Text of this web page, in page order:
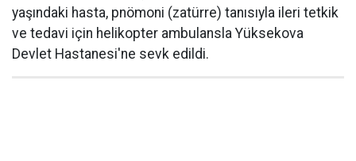
yaşındaki hasta, pnömoni (zatürre) tanısıyla ileri tetkik
ve tedavi için helikopter ambulansla Yüksekova
Devlet Hastanesi'ne sevk edildi.